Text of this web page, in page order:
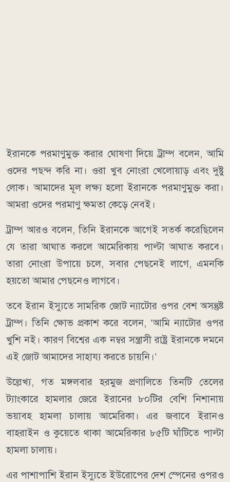
ইরানকে পরমাণুমুক্ত করার ঘোষণা দিয়ে ট্রাম্প বলেন, আমি
ওদের পছন্দ করি না। ওরা খুব নোংরা খেলোয়াড় এবং দুষ্টু
লোক। আমাদের মূল লক্ষ্য হলো ইরানকে পরমাণুমুক্ত করা।
আমরা ওদের পরমাণু ক্ষমতা কেড়ে নেবই।
ট্রাম্প আরও বলেন, তিনি ইরানকে আগেই সতর্ক করেছিলেন
যে তারা আঘাত করলে আমেরিকায় পাল্টা আঘাত করবে।
তারা নোংরা উপায়ে চলে, সবার পেছনেই লাগে, এমনকি
হয়তো আমার পেছনেও লাগবে।
তবে ইরান ইস্যুতে সামরিক জোট ন্যাটোর ওপর বেশ অসন্তুষ্ট
ট্রাম্প। তিনি ক্ষোভ প্রকাশ করে বলেন, ‘আমি ন্যাটোর ওপর
খুশি নই। কারণ বিশ্বের এক নম্বর সন্ত্রাসী রাষ্ট্র ইরানকে দমনে
এই জোট আমাদের সাহায্য করতে চায়নি।’
উল্লেখ্য, গত মঙ্গলবার হরমুজ প্রণালিতে তিনটি তেলের
ট্যাংকারে হামলার জেরে ইরানের ৮০টির বেশি নিশানায়
ভয়াবহ হামলা চালায় আমেরিকা। এর জবাবে ইরানও
বাহরাইন ও কুয়েতে থাকা আমেরিকার ৮৫টি ঘাঁটিতে পাল্টা
হামলা চালায়।
এর পাশাপাশি ইরান ইস্যুতে ইউরোপের দেশ স্পেনের ওপরও